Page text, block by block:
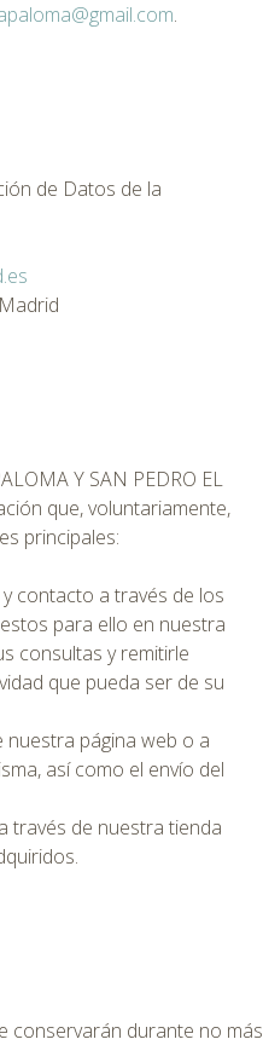
.
de Datos de la
Y SAN PEDRO EL
que, voluntariamente,
principales:
contacto a través de los
para ello en nuestra
consultas y remitirle
que pueda ser de su
página web o a
así como el envío del
través de nuestra tienda
conservarán durante no más